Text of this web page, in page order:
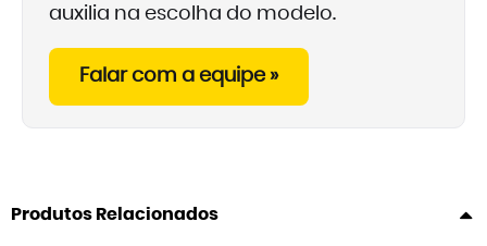
auxilia na escolha do modelo.
Falar com a equipe »
Produtos Relacionados